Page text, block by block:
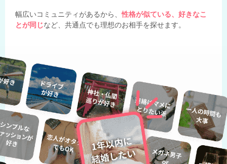
幅広いコミュニティがあるから、性格が似ている、好きなこ
とが同じなど、共通点でも理想のお相手を探せます。